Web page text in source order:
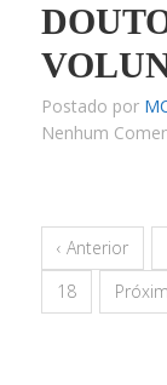
Postado por
Nenhum
‹ Anterior
18